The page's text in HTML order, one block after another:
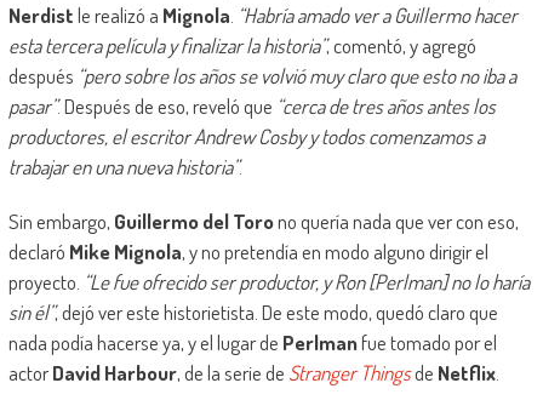
Nerdistle realizó a Mignola “Habría amado ver a Guillermo hacer
esta tercera película y finalizar la historia”, comentó, y agregó
después “pero sobre los años se volvió muy claro que esto no iba a
pasar”. Después de eso, reveló que “cerca de tres años antes los
productores, el escritor Andrew Cosby y todos comenzamos a
trabajar en una nueva historia”.
Sin embargo, Guillermo del Torono quería nada que ver con eso,
declaró Mike Mignola, y no pretendía en modo alguno dirigir el
proyecto. “Le fue ofrecido ser productor, y Ron [Perlman] no lo haría
sin él”, dejó ver este historietista. De este modo, quedó claro que
nada podía hacerse ya, y el lugar de Perlmanfue tomado por el
actorDavid Harbour, de la serie de Stranger Thingsde Netflix.